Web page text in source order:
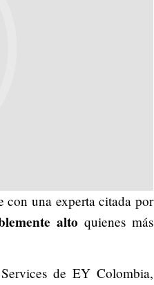
con una experta citada por
alto quienes más
de EY Colombia,